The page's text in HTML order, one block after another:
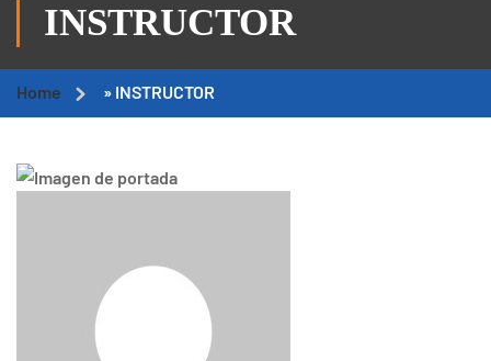
INSTRUCTOR
Home » INSTRUCTOR